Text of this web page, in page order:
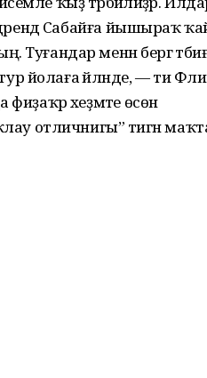
Сабайға йышыраҡ
менән бергә
йолаға әйләнде, — ти
хеҙмәте өсөн
отличнигы” тигән